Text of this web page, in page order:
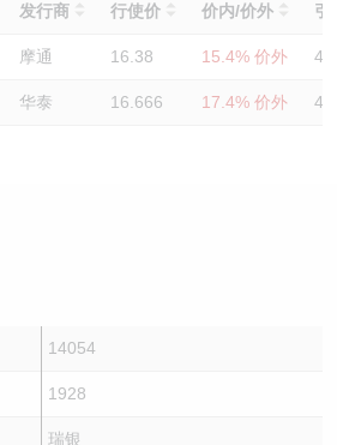
发行商 行使价 价内/价外 引
摩通 16.38 15.4% 价外
华泰 16.666 17.4% 价外
14054
1928
瑞银